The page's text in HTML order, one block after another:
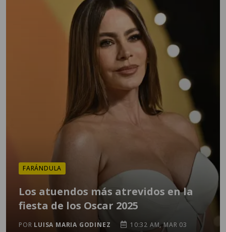
FARÁNDULA
Los atuendos más atrevidos en la
fiesta de los Oscar 2025
POR LUISA MARIA GODINEZ 10:32 AM, MAR 03